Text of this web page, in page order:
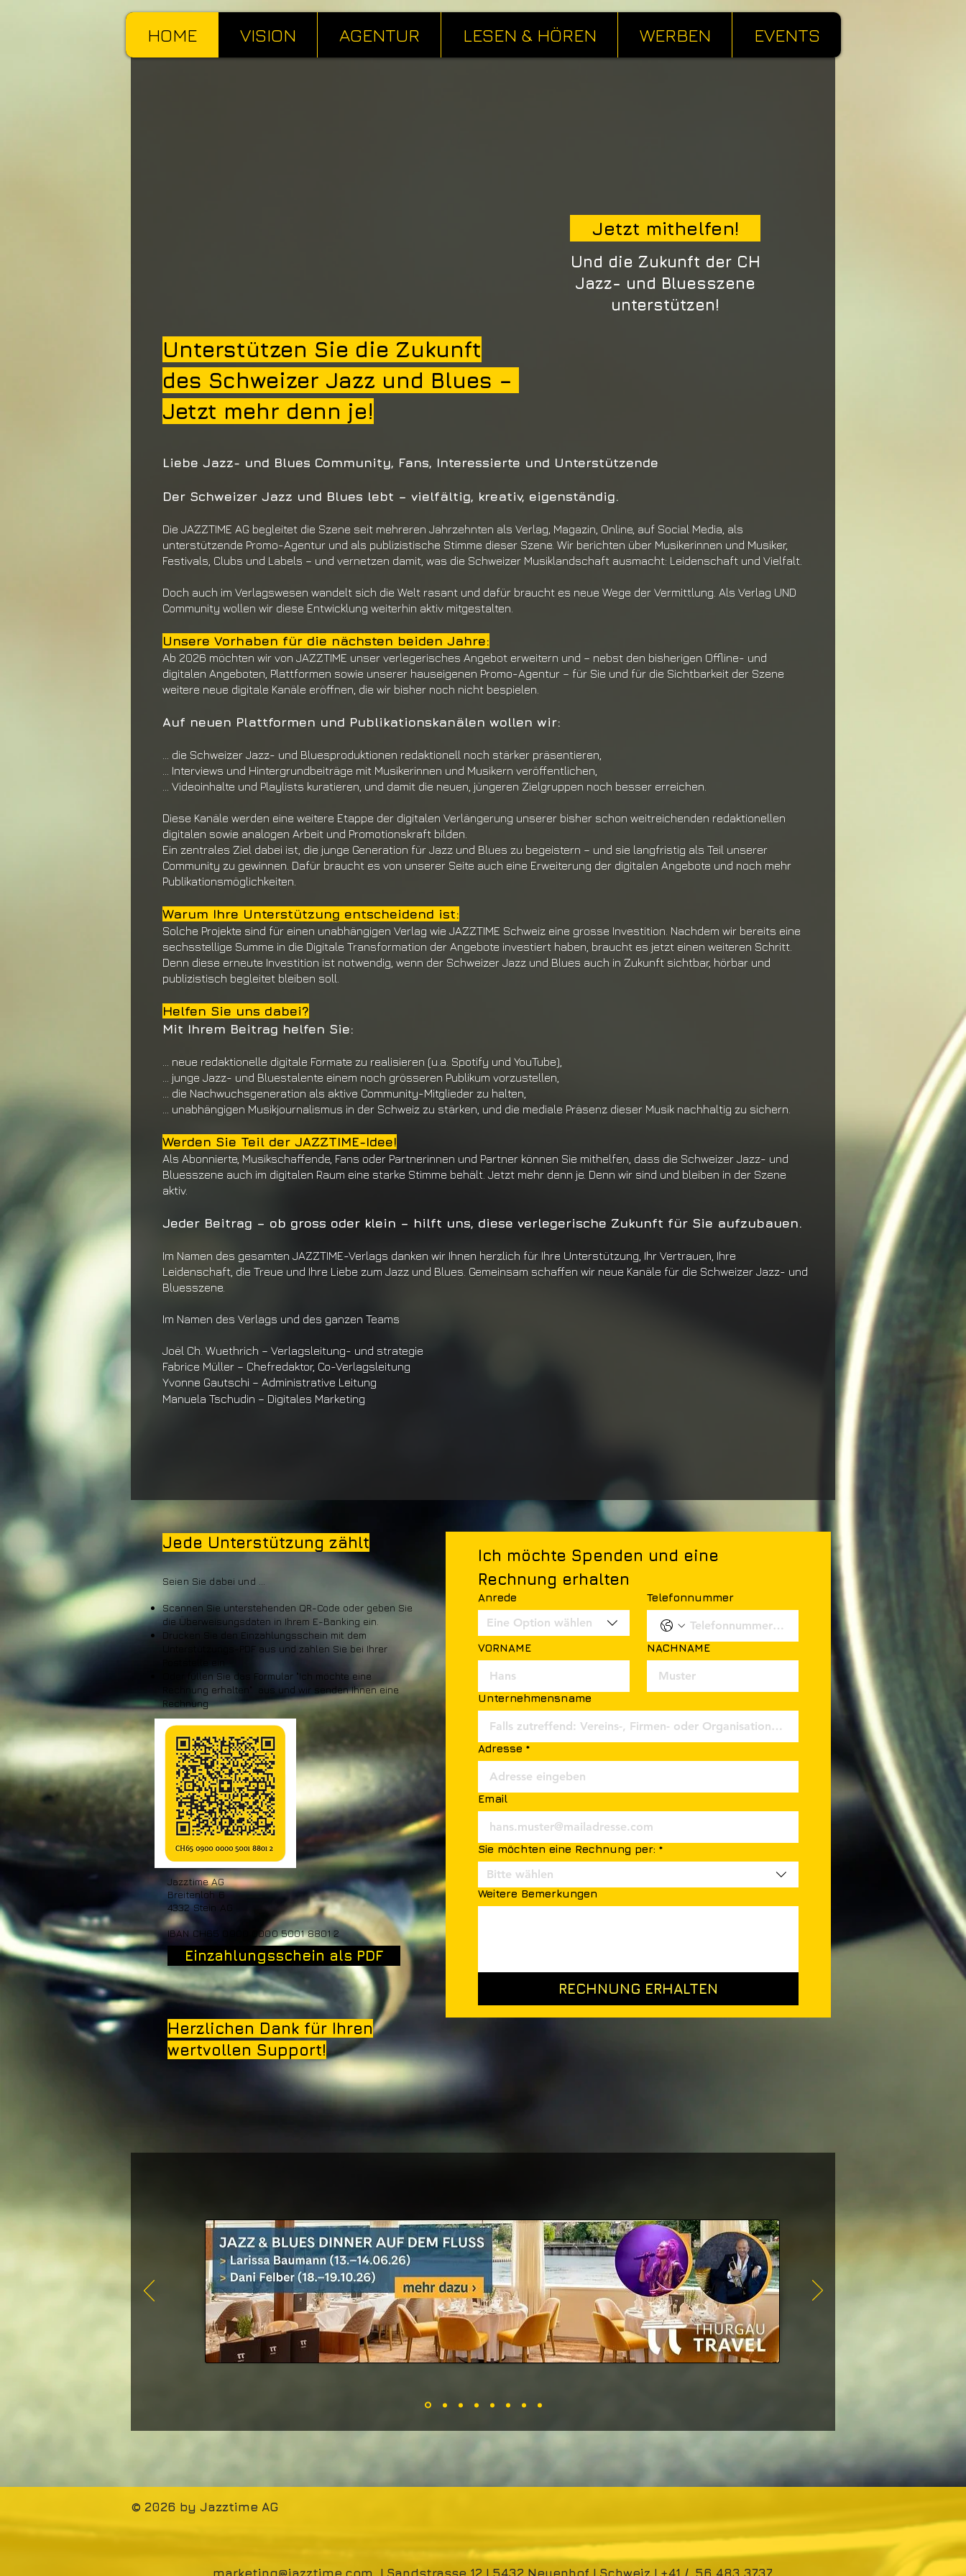
HOME VISION AGENTUR LESEN & HÖREN WERBEN EVENTS
Jetzt mithelfen!
Und die Zukunft der CH
Jazz- und Bluesszene
unterstützen!
Unterstützen Sie die Zukunft
des Schweizer Jazz und Blues –
Jetzt mehr denn je!
Liebe Jazz- und Blues Community, Fans, Interessierte und Unterstützende
Der Schweizer Jazz und Blues lebt – vielfältig, kreativ, eigenständig.
Die JAZZTIME AG begleitet die Szene seit mehreren Jahrzehnten als Verlag, Magazin, Online, auf Social Media, als
unterstützende Promo-Agentur und als publizistische Stimme dieser Szene. Wir berichten über Musikerinnen und Musiker,
Festivals, Clubs und Labels – und vernetzen damit, was die Schweizer Musiklandschaft ausmacht: Leidenschaft und Vielfalt.
Doch auch im Verlagswesen wandelt sich die Welt rasant und dafür braucht es neue Wege der Vermittlung. Als Verlag UND
Community wollen wir diese Entwicklung weiterhin aktiv mitgestalten.
Unsere Vorhaben für die nächsten beiden Jahre:
Ab 2026 möchten wir von JAZZTIME unser verlegerisches Angebot erweitern und – nebst den bisherigen Offline- und
digitalen Angeboten, Plattformen sowie unserer hauseigenen Promo-Agentur – für Sie und für die Sichtbarkeit der Szene
weitere neue digitale Kanäle eröffnen, die wir bisher noch nicht bespielen.
Auf neuen Plattformen und Publikationskanälen wollen wir:
... die Schweizer Jazz- und Bluesproduktionen redaktionell noch stärker präsentieren,
... Interviews und Hintergrundbeiträge mit Musikerinnen und Musikern veröffentlichen,
... Videoinhalte und Playlists kuratieren, und damit die neuen, jüngeren Zielgruppen noch besser erreichen.
Diese Kanäle werden eine weitere Etappe der digitalen Verlängerung unserer bisher schon weitreichenden redaktionellen
digitalen sowie analogen Arbeit und Promotionskraft bilden.
Ein zentrales Ziel dabei ist, die junge Generation für Jazz und Blues zu begeistern – und sie langfristig als Teil unserer
Community zu gewinnen. Dafür braucht es von unserer Seite auch eine Erweiterung der digitalen Angebote und noch mehr
Publikationsmöglichkeiten.
Warum Ihre Unterstützung entscheidend ist:
Solche Projekte sind für einen unabhängigen Verlag wie JAZZTIME Schweiz eine grosse Investition. Nachdem wir bereits eine
sechsstellige Summe in die Digitale Transformation der Angebote investiert haben, braucht es jetzt einen weiteren Schritt.
Denn diese erneute Investition ist notwendig, wenn der Schweizer Jazz und Blues auch in Zukunft sichtbar, hörbar und
publizistisch begleitet bleiben soll.
Helfen Sie uns dabei?
Mit Ihrem Beitrag helfen Sie:
... neue redaktionelle digitale Formate zu realisieren (u.a. Spotify und YouTube),
... junge Jazz- und Bluestalente einem noch grösseren Publikum vorzustellen,
... die Nachwuchsgeneration als aktive Community-Mitglieder zu halten,
... unabhängigen Musikjournalismus in der Schweiz zu stärken, und die mediale Präsenz dieser Musik nachhaltig zu sichern.
Werden Sie Teil der JAZZTIME-Idee!
Als Abonnierte, Musikschaffende, Fans oder Partnerinnen und Partner können Sie mithelfen, dass die Schweizer Jazz- und
Bluesszene auch im digitalen Raum eine starke Stimme behält. Jetzt mehr denn je. Denn wir sind und bleiben in der Szene
aktiv.
Jeder Beitrag – ob gross oder klein – hilft uns, diese verlegerische Zukunft für Sie aufzubauen.
Im Namen des gesamten JAZZTIME-Verlags danken wir Ihnen herzlich für Ihre Unterstützung, Ihr Vertrauen, Ihre
Leidenschaft, die Treue und Ihre Liebe zum Jazz und Blues. Gemeinsam schaffen wir neue Kanäle für die Schweizer Jazz- und
Bluesszene.
Im Namen des Verlags und des ganzen Teams
Joël Ch. Wuethrich – Verlagsleitung- und strategie
Fabrice Müller – Chefredaktor, Co-Verlagsleitung
Yvonne Gautschi – Administrative Leitung
Manuela Tschudin – Digitales Marketing
Jede Unterstützung zählt
Seien Sie dabei und ...
Scannen Sie unterstehenden QR-Code oder geben Sie
die Überweisungsdaten in Ihrem E-Banking ein.
Drucken Sie den Einzahlungsschein mit dem
Unterstützungs-PDF aus und zahlen Sie bei Ihrer
Oder füllen Sie das Formular "Ich möchte eine
Rechnung erhalten" aus und wir senden Ihnen eine
Rechnung
Jazztime AG
Breitenloh 6
4332 Stein AG
IBAN CH65 0900 0000 5001 8801 2
Einzahlungsschein als PDF
Herzlichen Dank für Ihren
wertvollen Support!
Ich möchte Spenden und eine
Rechnung erhalten
Anrede
Eine Option wählen
Telefonnummer
VORNAME NACHNAME
Unternehmensname
Adresse *
Email
Sie möchten eine Rechnung per: *
Bitte wählen
Weitere Bemerkungen
RECHNUNG ERHALTEN
© 2026 by Jazztime AG
marketing@jazztime.com | Sandstrasse 12 | 5432 Neuenhof | Schweiz | +41 / 56 483 3737